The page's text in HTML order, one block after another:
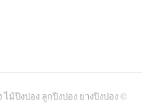
ม้ปิงปอง ลูกปิงปอง ยางปิงปอง ©